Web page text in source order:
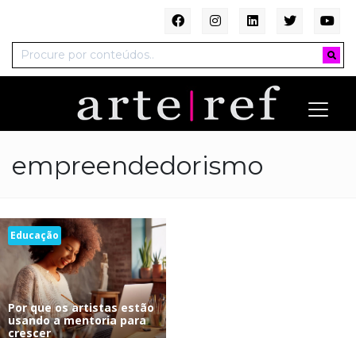
empreendedorismo
Educação
Por que os artistas estão
usando a mentoria para
crescer